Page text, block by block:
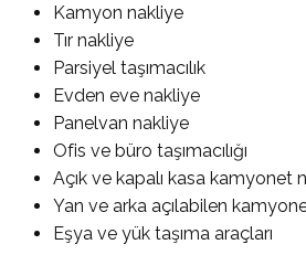
Kamyon nakliye
Tır nakliye
Parsiyel taşımacılık
Evden eve nakliye
Panelvan nakliye
Ofis ve büro taşımacılığı
Açık ve kapalı kasa kamyonet
Yan ve arka açılabilen
Eşya ve yük taşıma araçları